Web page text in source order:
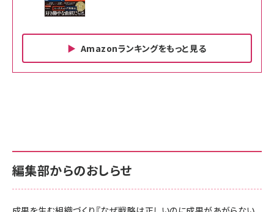
Amazonランキングをもっと見る
￥880
anan(アンアン)2026/06/24号 No.2500増刊
スペシャルエディション[王道エンタメの矜持／
サポート正規品 メーカー保証5年 KLMEA128G
NIMASO ガラスフィルム iPhone 17 用 保護フィ
すい ガイド枠付き いPhone17 (6.3インチ) 対応
サポート正規品 メーカー保証5年 KLMEA128G
Amazon eギフトカード - Amazonロゴ - クラ
編集部からのおしらせ